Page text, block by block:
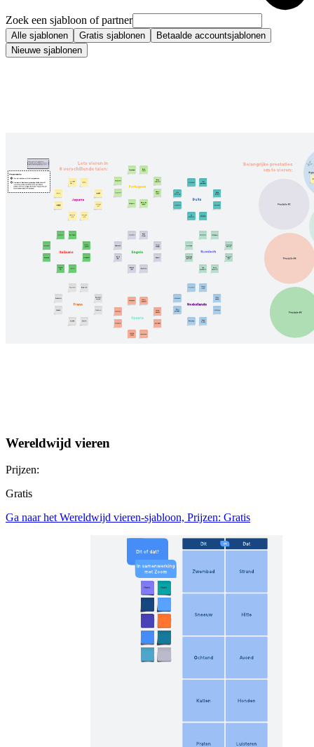
Zoek een sjabloon of partner
Alle sjablonen Gratis sjablonen
Betaalde accountsjablonen
Nieuwe sjablonen
Wereldwijd vieren
Prijzen:
Gratis
Ga naar het Wereldwijd vieren-sjabloon, Prijzen: Gratis